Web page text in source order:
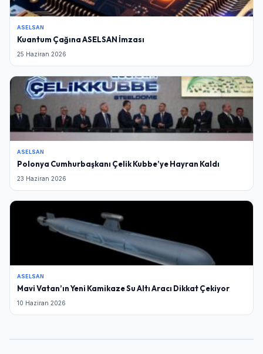
ASELSAN
Kuantum Çağına ASELSAN İmzası
25 Haziran 2026
ASELSAN
Polonya Cumhurbaşkanı Çelik Kubbe’ye Hayran Kaldı
23 Haziran 2026
ASELSAN
Mavi Vatan’ın Yeni Kamikaze Su Altı Aracı Dikkat Çekiyor
10 Haziran 2026